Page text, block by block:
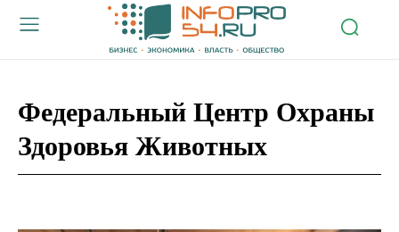
Федеральный Центр Охраны
Здоровья Животных